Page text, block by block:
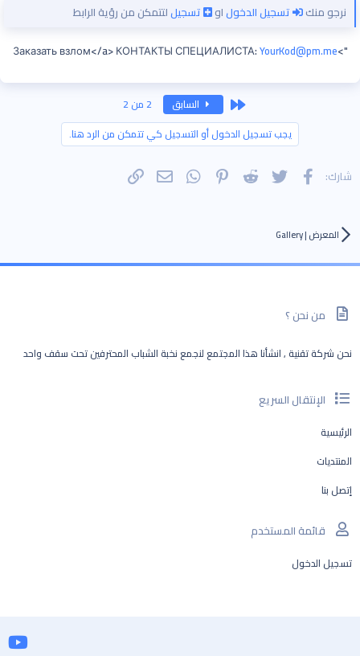
نرجو منك
تسجيل الدخولاو تسجيللتتمكن من رؤية الرابط
">Заказать взлом</a> КОНТАКТЫ СПЕЦИАЛИСТА:
YourKod@pm.me
الأول السابق
2 من 2
يجب تسجيل الدخول أو التسجيل كي تتمكن من الرد هنا.
شارك: فيسبوك تويتر Reddit
Pinterest
WhatsAppالبريد الإلكتروني
المعرض | Gallery
من نحن ؟
نحن شركة تقنية , انشأنا هذا المجتمع لنجمع نخبة الشباب المحترفين تحت سقف واحد
الإنتقال السريع
الرئيسية
المنتديات
إتصل بنا
قائمة المستخدم
تسجيل الدخول